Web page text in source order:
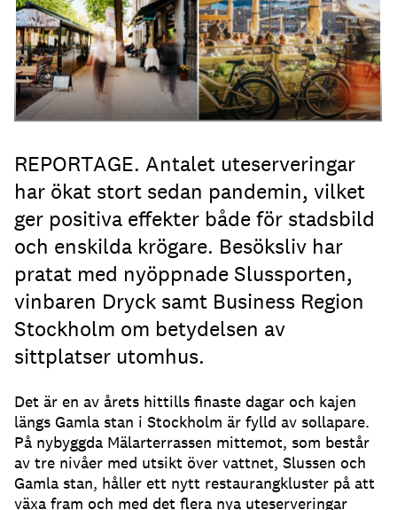
REPORTAGE. Antalet uteserveringar
har ökat stort sedan pandemin, vilket
ger positiva effekter både för stadsbild
och enskilda krögare. Besöksliv har
pratat med nyöppnade Slussporten,
vinbaren Dryck samt Business Region
Stockholm om betydelsen av
sittplatser utomhus.
Det är en av årets hittills finaste dagar och kajen
längs Gamla stan i Stockholm är fylld av sollapare.
På nybyggda Mälarterrassen mittemot, som består
av tre nivåer med utsikt över vattnet, Slussen och
Gamla stan, håller ett nytt restaurangkluster på att
växa fram och med det flera nya uteserveringar